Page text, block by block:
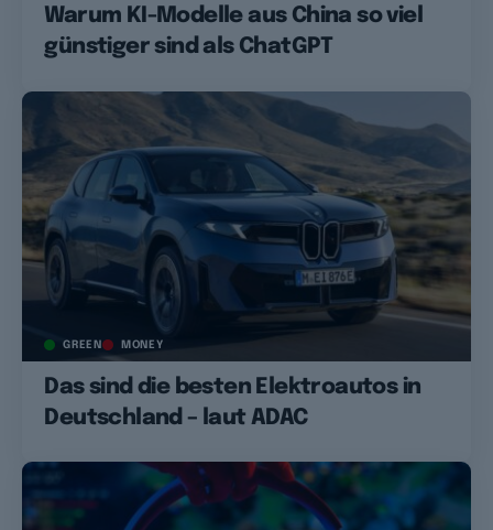
Warum KI-Modelle aus China so viel
günstiger sind als ChatGPT
GREEN MONEY
Das sind die besten Elektroautos in
Deutschland – laut ADAC